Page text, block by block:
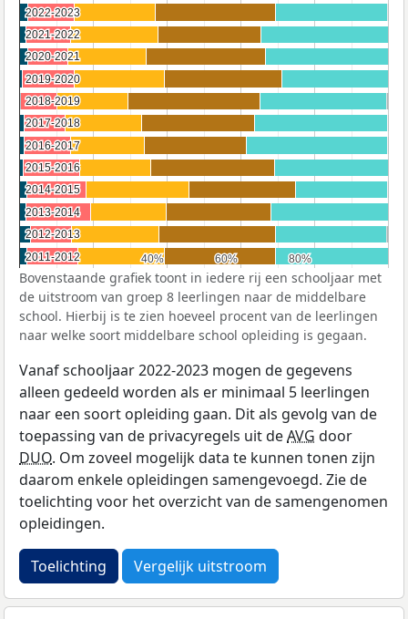
40%
40% 60%
60% 80%
80%
2022-2023
2022-2023
2021-2022
2021-2022
2020-2021
2020-2021
2019-2020
2019-2020
2018-2019
2018-2019
2017-2018
2017-2018
2016-2017
2016-2017
2015-2016
2015-2016
2014-2015
2014-2015
2013-2014
2013-2014
2012-2013
2012-2013
2011-2012
2011-2012
Bovenstaande grafiek toont in iedere rij een schooljaar met
de uitstroom van groep 8 leerlingen naar de middelbare
school. Hierbij is te zien hoeveel procent van de leerlingen
naar welke soort middelbare school opleiding is gegaan.
Vanaf schooljaar 2022-2023 mogen de gegevens
alleen gedeeld worden als er minimaal 5 leerlingen
naar een soort opleiding gaan. Dit als gevolg van de
toepassing van de privacyregels uit deAVG door
DUO. Om zoveel mogelijk data te kunnen tonen zijn
daarom enkele opleidingen samengevoegd. Zie de
toelichting voor het overzicht van de samengenomen
opleidingen.
Toelichting Vergelijk uitstroom